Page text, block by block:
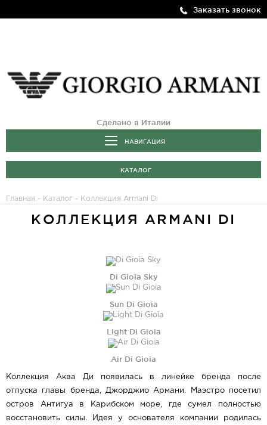
Заказать звонок
Сделано в Италии
НАВИГАЦИЯ
КАТАЛОГ
Главная - Каталог - Коллекция Armani Di
КОЛЛЕКЦИЯ ARMANI DI
Di Gioia Sky
Sun Di Gioia
Light Di Gioia
Air Di Gioia
Коллекция Аква Ди появилась в линейке бренда после
отпуска главы бренда, Джорджио Армани. Маэстро посетил
остров Антигуа в Карибском море, где сумел полностью
восстановить силы. Идея у основателя компании родилась